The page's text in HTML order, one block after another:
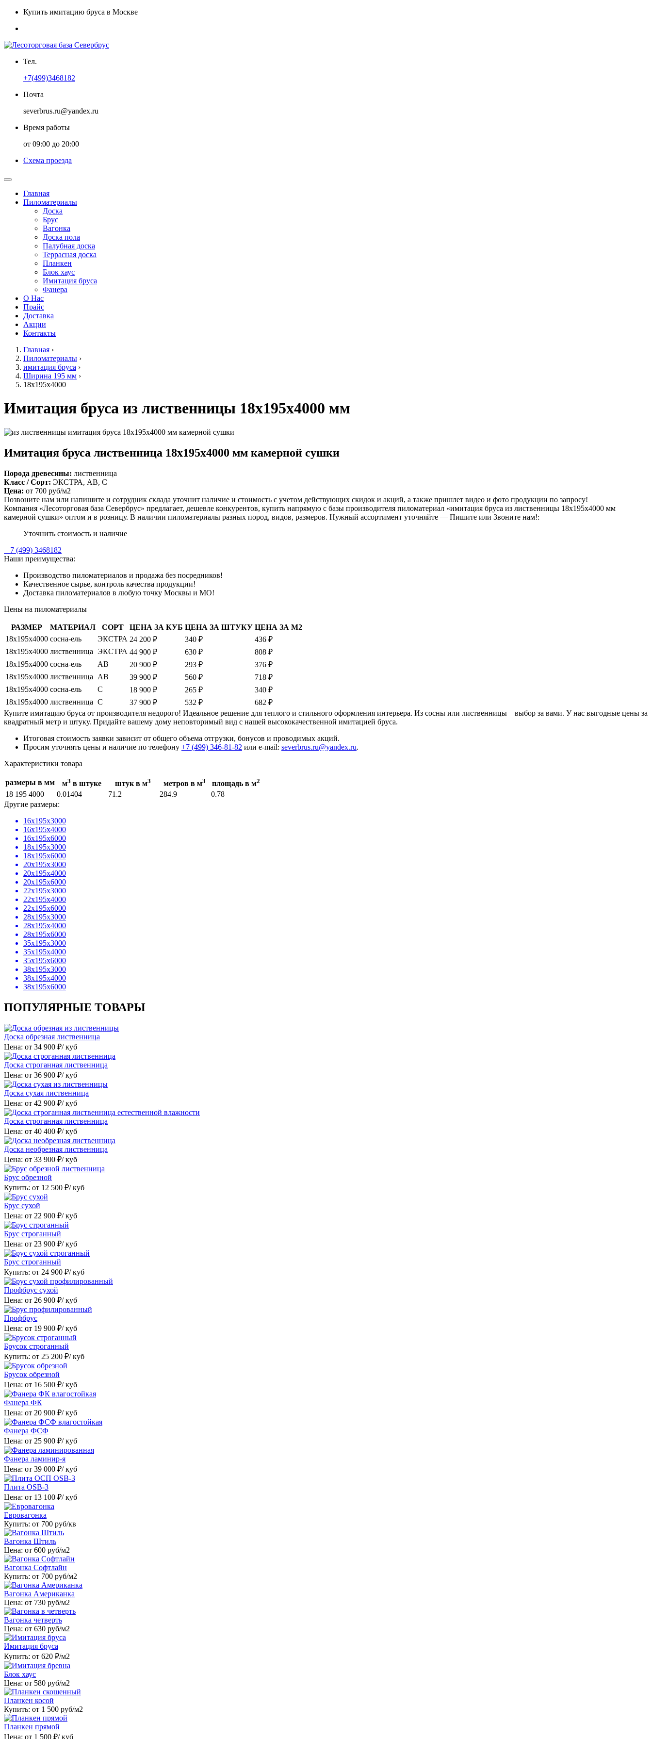
Купить имитацию бруса в Москве
Тел.
+7(499)3468182
Почта
severbrus.ru@yandex.ru
Время работы
от 09:00 до 20:00
Схема проезда
Главная
Пиломатериалы
Доска
Брус
Вагонка
Доска пола
Палубная доска
Террасная доска
Планкен
Блок хаус
Имитация бруса
Фанера
О Нас
Прайс
Доставка
Акции
Контакты
Главная ›
Пиломатериалы ›
имитация бруса ›
Ширина 195 мм ›
18х195х4000
Имитация бруса из лиственницы 18х195х4000 мм
Имитация бруса лиственница 18х195х4000 мм камерной сушки
Порода древесины: лиственница
Класс / Сорт: ЭКСТРА, АВ, С
Цена: от 700 руб/м2
Позвоните нам или напишите и сотрудник склада уточнит наличие и стоимость с учетом действующих скидок и акций, а также пришлет видео и фото продукции по запросу!
Компания «Лесоторговая база Севербрус» предлагает, дешевле конкурентов, купить напрямую с базы производителя пиломатериал «имитация бруса из лиственницы 18х195х4000 мм
камерной сушки» оптом и в розницу. В наличии пиломатериалы разных пород, видов, размеров. Нужный ассортимент уточняйте — Пишите или Звоните нам!:
Уточнить стоимость и наличие
+7 (499) 3468182
Наши преимущества:
Производство пиломатериалов и продажа без посредников!
Качественное сырье, контроль качества продукции!
Доставка пиломатериалов в любую точку Москвы и МО!
Цены на пиломатериалы
РАЗМЕР МАТЕРИАЛ СОРТ ЦЕНА ЗА КУБ ЦЕНА ЗА ШТУКУ ЦЕНА ЗА М2
18х195х4000 сосна-ель ЭКСТРА 24 200 ₽ 340 ₽
436 ₽
18х195х4000 лиственница ЭКСТРА 44 900 ₽ 630 ₽
808 ₽
18х195х4000 сосна-ель АВ 20 900 ₽ 293 ₽
376 ₽
18х195х4000 лиственница АВ 39 900 ₽ 560 ₽
718 ₽
18х195х4000 сосна-ель С 18 900 ₽ 265 ₽
340 ₽
18х195х4000 лиственница С 37 900 ₽ 532 ₽
682 ₽
Купите имитацию бруса от производителя недорого! Идеальное решение для теплого и стильного оформления интерьера. Из сосны или лиственницы – выбор за вами. У нас выгодные цены за
квадратный метр и штуку. Придайте вашему дому неповторимый вид с нашей высококачественной имитацией бруса.
Итоговая стоимость заявки зависит от общего объема отгрузки, бонусов и проводимых акций.
Просим уточнять цены и наличие по телефону +7 (499) 346-81-82 или e-mail: severbrus.ru@yandex.ru.
Характеристики товара
размеры в мм м3 в штуке штук в м3 метров в м3 площадь в м2
18 195 4000 0.01404 71.2 284.9
0.78
Другие размеры:
16х195х3000
16х195х4000
16х195х6000
18х195х3000
18х195х6000
20х195х3000
20х195х4000
20х195х6000
22х195х3000
22х195х4000
22х195х6000
28х195х3000
28х195х4000
28х195х6000
35х195х3000
35х195х4000
35х195х6000
38х195х3000
38х195х4000
38х195х6000
ПОПУЛЯРНЫЕ ТОВАРЫ
Доска обрезная лиственница
Цена: от 34 900 ₽/ куб
Доска строганная лиственница
Цена: от 36 900 ₽/ куб
Доска сухая лиственница
Цена: от 42 900 ₽/ куб
Доска строганная лиственница
Цена: от 40 400 ₽/ куб
Доска необрезная лиственница
Цена: от 33 900 ₽/ куб
Брус обрезной
Купить: от 12 500 ₽/ куб
Брус сухой
Цена: от 22 900 ₽/ куб
Брус строганный
Цена: от 23 900 ₽/ куб
Брус строганный
Купить: от 24 900 ₽/ куб
Профбрус сухой
Цена: от 26 900 ₽/ куб
Профбрус
Цена: от 19 900 ₽/ куб
Брусок строганный
Купить: от 25 200 ₽/ куб
Брусок обрезной
Цена: от 16 500 ₽/ куб
Фанера ФК
Цена: от 20 900 ₽/ куб
Фанера ФСФ
Цена: от 25 900 ₽/ куб
Фанера ламинир-я
Цена: от 39 000 ₽/ куб
Плита OSB-3
Цена: от 13 100 ₽/ куб
Евровагонка
Купить: от 700 руб/кв
Вагонка Штиль
Цена: от 600 руб/м2
Вагонка Софтлайн
Купить: от 700 руб/м2
Вагонка Американка
Цена: от 730 руб/м2
Вагонка четверть
Цена: от 630 руб/м2
Имитация бруса
Купить: от 620 ₽/м2
Блок хаус
Цена: от 580 руб/м2
Планкен косой
Купить: от 1 500 руб/м2
Планкен прямой
Цена: от 1 500 ₽/ куб